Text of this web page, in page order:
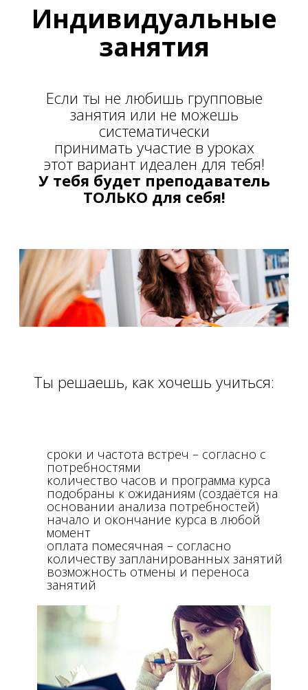
Индивидуальные
занятия
Если ты не любишь групповые
занятия или не можешь
систематически
принимать участие в уроках
этот вариант идеален для тебя!
У тебя будет преподаватель
ТОЛЬКО для себя!
Ты решаешь, как хочешь учиться:
сроки и частота встреч – согласно с
потребностями
количество часов и программа курса
подобраны к ожиданиям (создаётся на
основании анализа потребностей)
начало и окончание курса в любой
момент
оплата помесячная – согласно
количеству запланированных занятий
возможность отмены и переноса
занятий